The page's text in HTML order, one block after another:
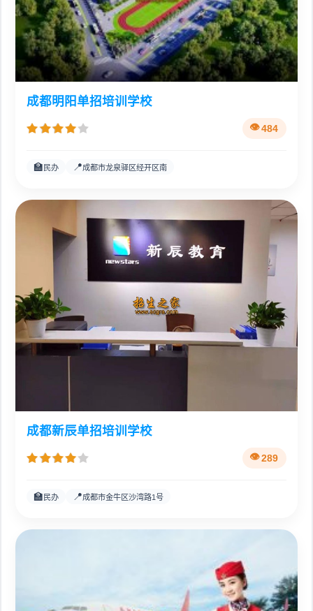
成都明阳单招培训学校
484
🏫 民办 📍成都市龙泉驿区经开区南
成都新辰单招培训学校
289
🏫 民办 📍成都市金牛区沙湾路1号